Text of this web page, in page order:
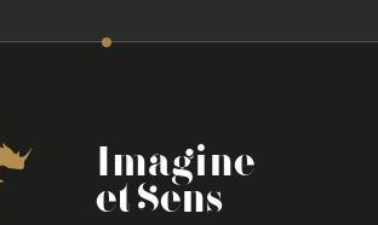
Imagine
et Sens